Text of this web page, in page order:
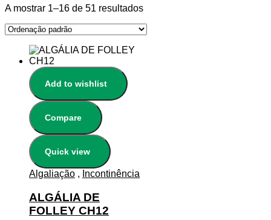
A mostrar 1–16 de 51 resultados
Add to wishlist
Compare
Quick view
Algaliação , Incontinência
ALGÁLIA DE
FOLLEY CH12